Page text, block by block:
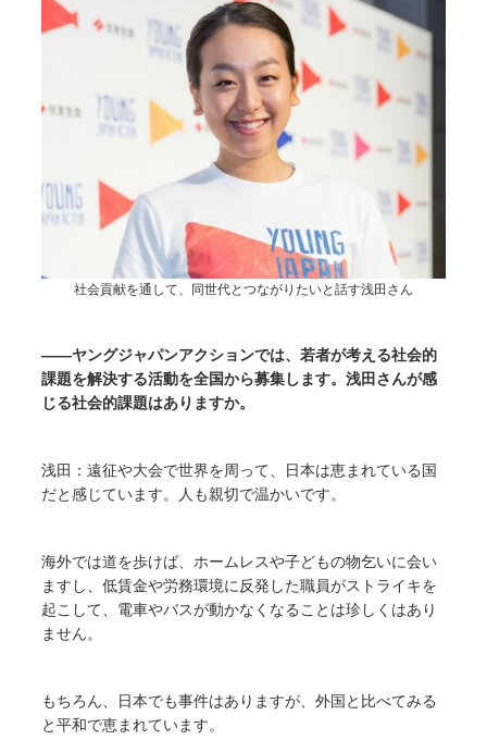
社会貢献を通して、同世代とつながりたいと話す浅田さん
――ヤングジャパンアクションでは、若者が考える社会的
課題を解決する活動を全国から募集します。浅田さんが感
じる社会的課題はありますか。
浅田：遠征や大会で世界を周って、日本は恵まれている国
だと感じています。人も親切で温かいです。
海外では道を歩けば、ホームレスや子どもの物乞いに会い
ますし、低賃金や労務環境に反発した職員がストライキを
起こして、電車やバスが動かなくなることは珍しくはあり
ません。
もちろん、日本でも事件はありますが、外国と比べてみる
と平和で恵まれています。